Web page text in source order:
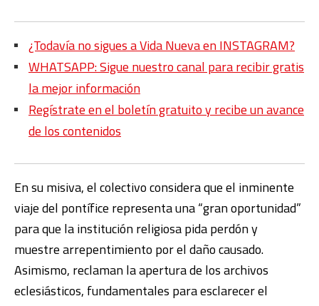
¿Todavía no sigues a Vida Nueva en INSTAGRAM?
WHATSAPP: Sigue nuestro canal para recibir gratis
la mejor información
Regístrate en el boletín gratuito y recibe un avance
de los contenidos
En su misiva, el colectivo considera que el inminente
viaje del pontífice representa una “gran oportunidad”
para que la institución religiosa pida perdón y
muestre arrepentimiento por el daño causado.
Asimismo, reclaman la apertura de los archivos
eclesiásticos, fundamentales para esclarecer el